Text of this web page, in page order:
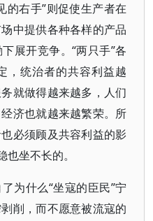
的右手”则促使生产者在
中提供各种各样的产品
展开竞争。“两只手”各
，统治者的共容利益越
就做得越来越多，人们
济也就越来越繁荣。所
必须顾及共容利益的影
坐不长的。
为什么“坐寇的臣民”宁
削，而不愿意被流寇的